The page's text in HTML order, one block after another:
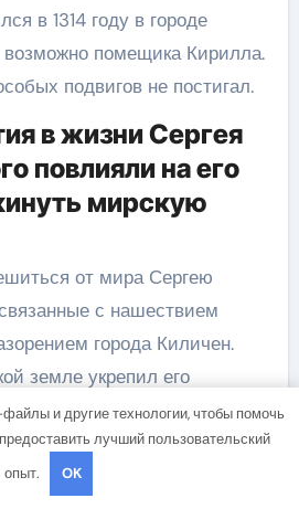
в 1314 году в городе
помещика Кирилла.
подвигов не постигал.
в жизни Сергея
повлияли на его
мирскую
от мира Сергею
с нашествием
города Киличен.
земле укрепил его
все и посвятить свою
и чудесами
и другие технологии, чтобы помочь
лучший пользовательский
опыт.
OK